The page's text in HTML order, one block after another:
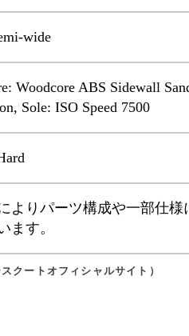
wide
Woodcore ABS Sidewall
Sole: ISO Speed 7500
よりパーツ構成や一部仕様
ます。
クートオフィシャルサイト）